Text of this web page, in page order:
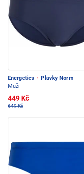
Energetics · Plavky Norm
Muži
449 Kč
649 Kč